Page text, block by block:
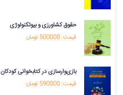
حقوق کشاورزی و بیوتکنولوژی
قیمت: 500000 تومان
بازی‌وارسازی در کتابخوانی کودکان
قیمت: 590000 تومان